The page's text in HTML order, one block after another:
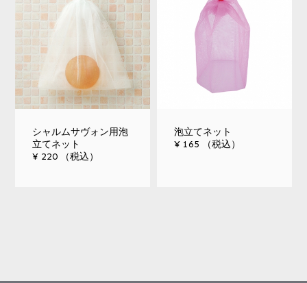
シャルムサヴォン用泡
立てネット
¥ 220 （税込）
泡立てネット
¥ 165 （税込）